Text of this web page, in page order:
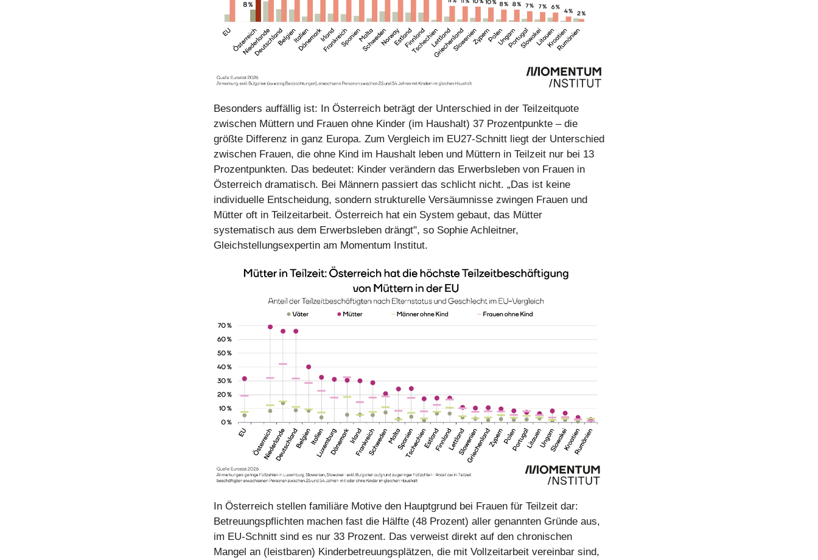
Besonders auffällig ist: In Österreich beträgt der Unterschied in der Teilzeitquote
zwischen Müttern und Frauen ohne Kinder (im Haushalt) 37 Prozentpunkte – die
größte Differenz in ganz Europa. Zum Vergleich im EU27-Schnitt liegt der Unterschied
zwischen Frauen, die ohne Kind im Haushalt leben und Müttern in Teilzeit nur bei 13
Prozentpunkten. Das bedeutet: Kinder verändern das Erwerbsleben von Frauen in
Österreich dramatisch. Bei Männern passiert das schlicht nicht. „Das ist keine
individuelle Entscheidung, sondern strukturelle Versäumnisse zwingen Frauen und
Mütter oft in Teilzeitarbeit. Österreich hat ein System gebaut, das Mütter
systematisch aus dem Erwerbsleben drängt", so Sophie Achleitner,
Gleichstellungsexpertin am Momentum Institut.
In Österreich stellen familiäre Motive den Hauptgrund bei Frauen für Teilzeit dar:
Betreuungspflichten machen fast die Hälfte (48 Prozent) aller genannten Gründe aus,
im EU-Schnitt sind es nur 33 Prozent. Das verweist direkt auf den chronischen
Mangel an (leistbaren) Kinderbetreuungsplätzen, die mit Vollzeitarbeit vereinbar sind,